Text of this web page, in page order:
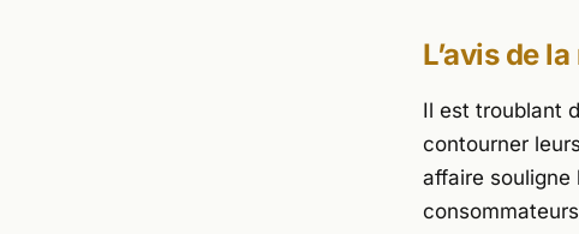
L’avis de
Il est troublant
contourner
affaire souligne